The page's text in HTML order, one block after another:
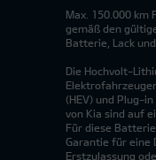
Max. 150.000 km
gemäß den
Batterie, Lack
Die Hochvolt-
(HEV) und Plug-
von Kia sind auf
Für diese
Garantie für eine
Erstzulassung